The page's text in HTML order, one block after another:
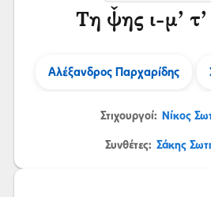
Τη ψ̌ης ι-μ’
Αλέξανδρος Παρχαρίδης
Στιχουργοί: Νίκος
Συνθέτες: Σάκης